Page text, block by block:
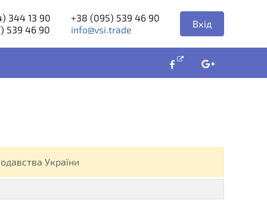
344 13 90
539 46 90
+38 (095) 539 46 90
info@vsi.trade
Вхід
України